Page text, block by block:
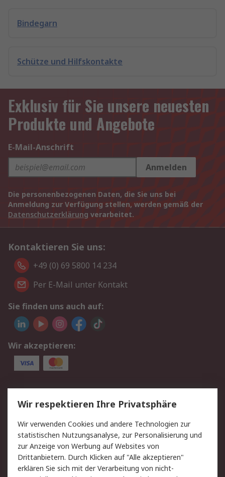
Bindegarn
Schütze und Hilfskontakte
Exklusiv für Sie unsere neuesten
Produkte und Angebote
E-Mail-Anschrift
Anmelden
Die personenbezogenen Daten, die Sie uns bei
Anmeldung zur Verfügung stellen, werden gemäß der
Datenschutzerklärung verarbeitet.
Kontaktieren Sie uns:
+49 (0) 69 5800 14 234
Per E-Mail unter Kontakt
Sie finden uns auch auf:
Wir akzeptieren:
Service
Value Added Services
Lieferlösungen
Rücksendungen
Kontakt
Hilfe
Privatkunden
Rechtliches
Wir respektieren Ihre Privatsphäre
Wir verwenden Cookies und andere Technologien zur
statistischen Nutzungsanalyse, zur Personalisierung und
zur Anzeige von Werbung auf Websites von
Drittanbietern. Durch Klicken auf "Alle akzeptieren"
erklären Sie sich mit der Verarbeitung von nicht-